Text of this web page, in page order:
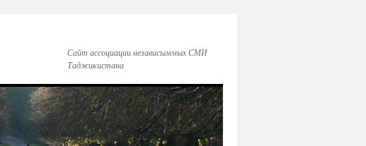
Сайт ассоциации независыммых СМИ
Таджикистана